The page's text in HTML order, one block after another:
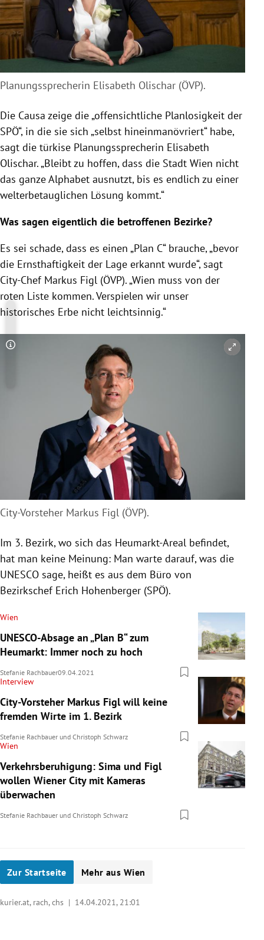
Planungssprecherin Elisabeth Olischar (ÖVP).
Die Causa zeige die „offensichtliche Planlosigkeit der
SPÖ“, in die sie sich „selbst hineinmanövriert“ habe,
sagt die türkise Planungssprecherin Elisabeth
Olischar. „Bleibt zu hoffen, dass die Stadt Wien nicht
das ganze Alphabet ausnutzt, bis es endlich zu einer
welterbetauglichen Lösung kommt.“
Was sagen eigentlich die betroffenen Bezirke?
Es sei schade, dass es einen „Plan C“ brauche, „bevor
die Ernsthaftigkeit der Lage erkannt wurde“, sagt
City-Chef Markus Figl (ÖVP). „Wien muss von der
roten Liste kommen. Verspielen wir unser
historisches Erbe nicht leichtsinnig.“
Copyright-Hinweis öffnen/schließen
City-Vorsteher Markus Figl (ÖVP).
Im 3. Bezirk, wo sich das Heumarkt-Areal befindet,
hat man keine Meinung: Man warte darauf, was die
UNESCO sage, heißt es aus dem Büro von
Bezirkschef Erich Hohenberger (SPÖ).
Wien
UNESCO-Absage an „Plan B“ zum
Heumarkt: Immer noch zu hoch
Stefanie Rachbauer09.04.2021
Interview
City-Vorsteher Markus Figl will keine
fremden Wirte im 1. Bezirk
Stefanie Rachbauer und Christoph Schwarz
Wien
Verkehrsberuhigung: Sima und Figl
wollen Wiener City mit Kameras
überwachen
Stefanie Rachbauer und Christoph Schwarz
Zur Startseite Mehr aus Wien
kurier.at, rach, chs | 14.04.2021, 21:01